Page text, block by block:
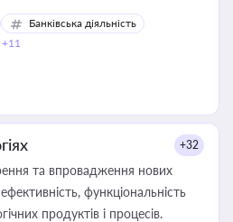
Банківська діяльність
+11
+32
та впровадження нових
функціональність
продуктів і процесів.